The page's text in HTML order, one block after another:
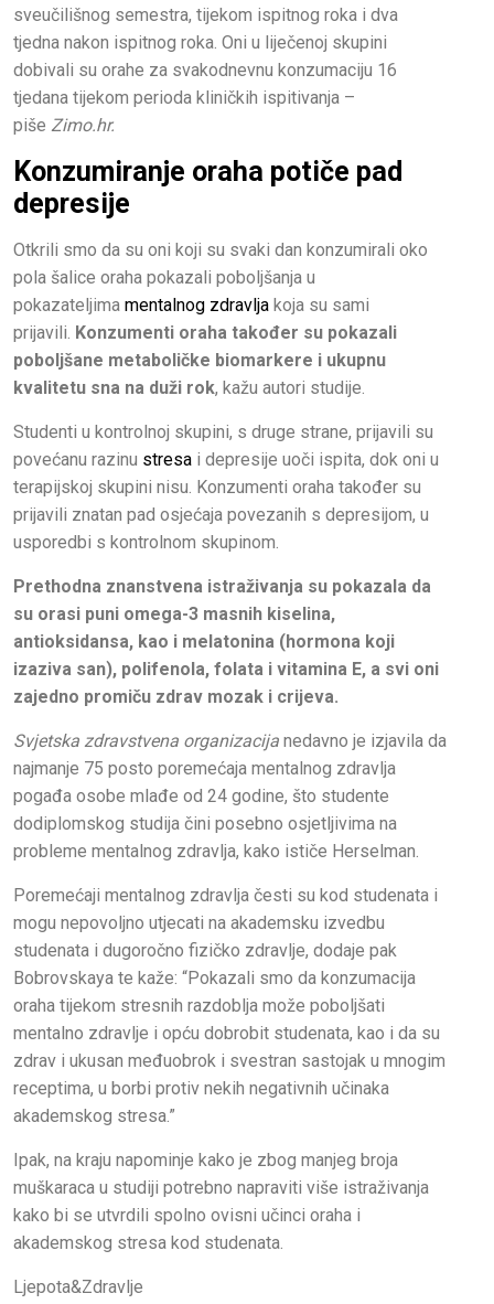
sveučilišnog semestra, tijekom ispitnog roka i dva
tjedna nakon ispitnog roka. Oni u liječenoj skupini
dobivali su orahe za svakodnevnu konzumaciju 16
tjedana tijekom perioda kliničkih ispitivanja –
piše Zimo.hr.
Konzumiranje oraha potiče pad
depresije
Otkrili smo da su oni koji su svaki dan konzumirali oko
pola šalice oraha pokazali poboljšanja u
pokazateljima mentalnog zdravlja koja su sami
prijavili. Konzumenti oraha također su pokazali
poboljšane metaboličke biomarkere i ukupnu
kvalitetu sna na duži rok, kažu autori studije.
Studenti u kontrolnoj skupini, s druge strane, prijavili su
povećanu razinu stresa i depresije uoči ispita, dok oni u
terapijskoj skupini nisu. Konzumenti oraha također su
prijavili znatan pad osjećaja povezanih s depresijom, u
usporedbi s kontrolnom skupinom.
Prethodna znanstvena istraživanja su pokazala da
su orasi puni omega-3 masnih kiselina,
antioksidansa, kao i melatonina (hormona koji
izaziva san), polifenola, folata i vitamina E, a svi oni
zajedno promiču zdrav mozak i crijeva.
Svjetska zdravstvena organizacija nedavno je izjavila da
najmanje 75 posto poremećaja mentalnog zdravlja
pogađa osobe mlađe od 24 godine, što studente
dodiplomskog studija čini posebno osjetljivima na
probleme mentalnog zdravlja, kako ističe Herselman.
Poremećaji mentalnog zdravlja česti su kod studenata i
mogu nepovoljno utjecati na akademsku izvedbu
studenata i dugoročno fizičko zdravlje, dodaje pak
Bobrovskaya te kaže: “Pokazali smo da konzumacija
oraha tijekom stresnih razdoblja može poboljšati
mentalno zdravlje i opću dobrobit studenata, kao i da su
zdrav i ukusan međuobrok i svestran sastojak u mnogim
receptima, u borbi protiv nekih negativnih učinaka
akademskog stresa.”
Ipak, na kraju napominje kako je zbog manjeg broja
muškaraca u studiji potrebno napraviti više istraživanja
kako bi se utvrdili spolno ovisni učinci oraha i
akademskog stresa kod studenata.
Ljepota&Zdravlje